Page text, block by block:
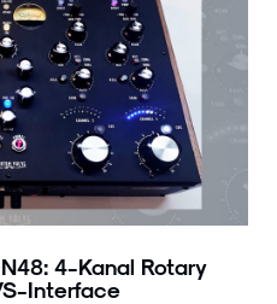
4-Kanal Rotary
Interface